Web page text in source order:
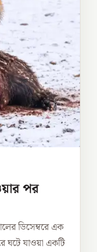
পর
ডিসেম্বরে এক
ঘটে যাওয়া একটি